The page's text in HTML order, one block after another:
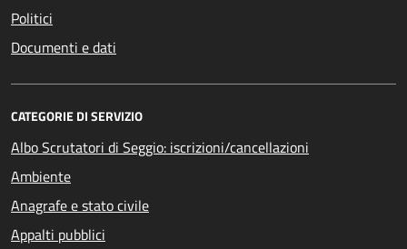
Politici
Documenti e dati
CATEGORIE DI SERVIZIO
Albo Scrutatori di Seggio: iscrizioni/cancellazioni
Ambiente
Anagrafe e stato civile
Appalti pubblici